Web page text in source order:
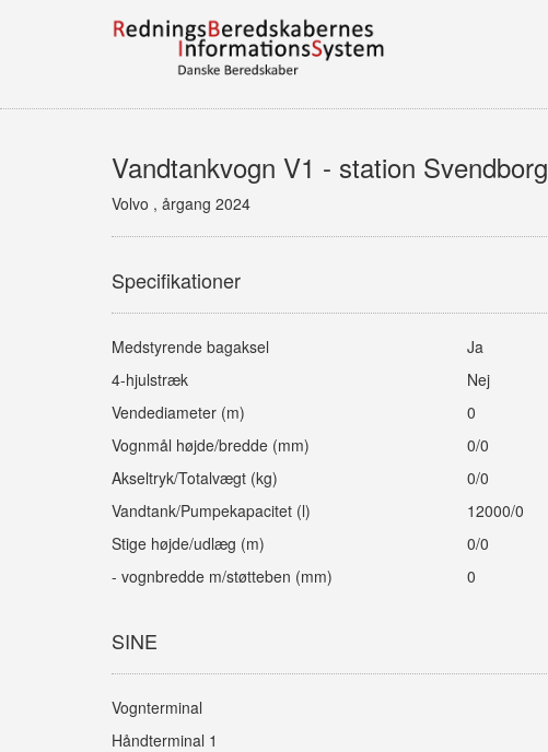
Vandtankvogn V1 - station Svendborg
Volvo , årgang 2024
Specifikationer
Medstyrende bagaksel
4-hjulstræk
Vendediameter (m)
Vognmål højde/bredde (mm)
Akseltryk/Totalvægt (kg)
Vandtank/Pumpekapacitet (l)
Stige højde/udlæg (m)
- vognbredde m/støtteben (mm)
Ja
Nej
0
0/0
0/0
12000/0
0/0
0
SINE
Vognterminal
Håndterminal 1